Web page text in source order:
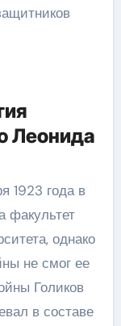
Леонида
1923 года в
факультет
однако
не смог ее
Голиков
в составе